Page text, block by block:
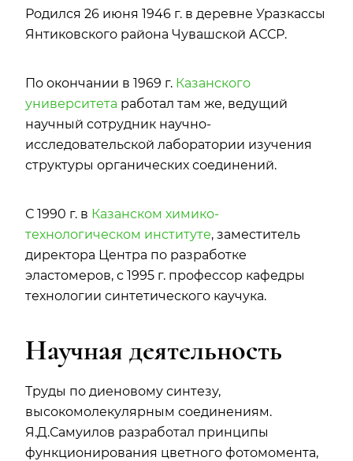
Родился 26 июня 1946 г. в деревне Уразкассы
Янтиковского района Чувашской АССР.
По окончании в 1969 г. Казанского
университета работал там же, ведущий
научный сотрудник научно-
исследовательской лаборатории изучения
структуры органических соединений.
С 1990 г. в Казанском химико-
технологическом институте, заместитель
директора Центра по разработке
эластомеров, с 1995 г. профессор кафедры
технологии синтетического каучука.
Научная деятельность
Труды по диеновому синтезу,
высокомолекулярным соединениям.
Я.Д.Самуилов разработал принципы
функционирования цветного фотомомента,